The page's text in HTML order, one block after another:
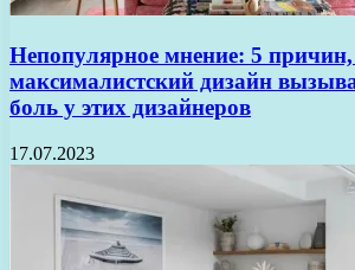
Непопулярное мнение: 5
максималистский дизайн
боль у этих дизайнеров
17.07.2023